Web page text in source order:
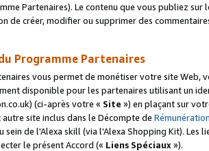
Partenaires). Le contenu que vous publiez
de créer, modifier ou supprimer des
Programme Partenaires
vous permet de monétiser votre site Web,
disponible pour les partenaires utilisant un
(ci-après votre « Site ») en plaçant sur
site inclus dans le Décompte de
sein de l'Alexa skill (via l'Alexa Shopping Kit).
le présent Accord (« Liens Spéciaux»).